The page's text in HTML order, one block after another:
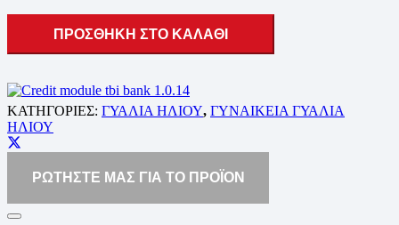
ΠΡΟΣΘΗΚΗ ΣΤΟ ΚΑΛΑΘΙ
ΚΑΤΗΓΟΡΙΕΣ: ΓΥΑΛΙΑ ΗΛΙΟΥ, ΓΥΝΑΙΚΕΙΑ ΓΥΑΛΙΑ
ΗΛΙΟΥ
ΡΩΤΗΣΤΕ ΜΑΣ ΓΙΑ ΤΟ ΠΡΟΪΟΝ